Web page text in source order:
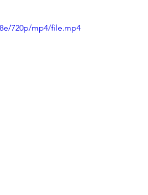
720p/mp4/file.mp4